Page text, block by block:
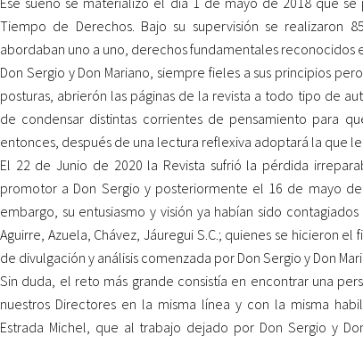
Tiempo de Derechos. Bajo su supervisión se realizaron
abordaban uno a uno, derechos fundamentales reconocidos
Don Sergio y Don Mariano, siempre fieles a sus principios
posturas, abrierón las páginas de la revista a todo tipo de
de condensar distintas corrientes de pensamiento para
entonces, después de una lectura reflexiva adoptará la que
El 22 de Junio de 2020 la Revista sufrió la pérdida
promotor a Don Sergio y posteriormente el 16 de mayo de
embargo, su entusiasmo y visión ya habían sido
Aguirre, Azuela, Chávez, Jáuregui S.C.; quienes se hicieron
de divulgación y análisis comenzada por Don Sergio y Don
Sin duda, el reto más grande consistía en encontrar una
nuestros Directores en la misma línea y con la misma
Estrada Michel, que al trabajo dejado por Don Sergio y